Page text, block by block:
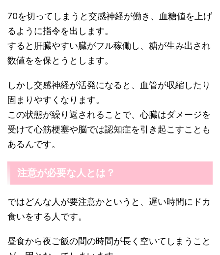
70を切ってしまうと交感神経が働き、血糖値を上げ
るように指令を出します。
すると肝臓やすい臓がフル稼働し、糖が生み出され
数値をを保とうとします。
しかし交感神経が活発になると、血管が収縮したり
固まりやすくなります。
この状態が繰り返されることで、心臓はダメージを
受けて心筋梗塞や脳では認知症を引き起こすことも
あるんです。
注意が必要な人とは？
ではどんな人が要注意かというと、遅い時間にドカ
食いをする人です。
昼食から夜ご飯の間の時間が長く空いてしまうこと